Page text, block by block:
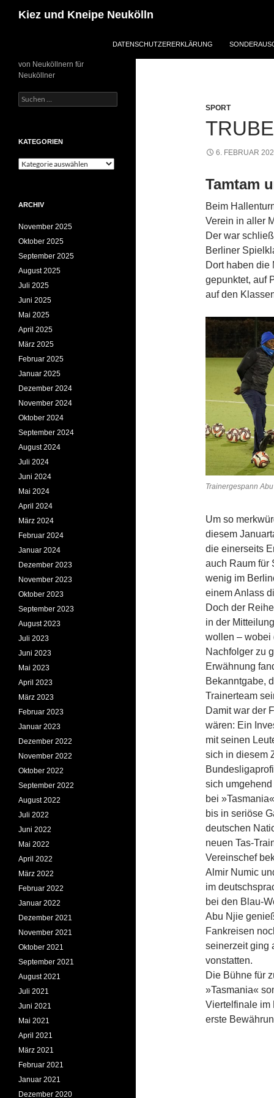
Inhalt
Kiez und Kneipe Neukölln
DATENSCHUTZERERKLÄRUNG
SPORT
6. FEBRUAR
Tamtam
Beim
Verein in aller
Der war
Berliner
Dort haben die
gepunktet, auf
auf den
Trainergespann
Um so
diesem
die einer­seits
auch Raum für
wenig im
einem Anlass
Doch der
in der
wollen – wobei
Nachfolger zu
Erwähnung
Bekanntgabe,
Trainerteam
Damit war der
wären: Ein
mit seinen
sich in diesem
sich
bei
bis in seriöse
deutschen
neuen Tas-
Vereinschef
Almir Numic
im
bei den Blau-
Abu Njie
Fankreisen
seinerzeit ging
vonstatten.
Die Bühne für
»Tasmania«
Viertelfinale im
erste
von Neuköllnern für
Neuköllner
Suchen
nach:
KATEGORIEN
Kategorien
ARCHIV
November 2025
Oktober 2025
September 2025
August 2025
Juli 2025
Juni 2025
Mai 2025
April 2025
März 2025
Februar 2025
Januar 2025
Dezember 2024
November 2024
Oktober 2024
September 2024
August 2024
Juli 2024
Juni 2024
Mai 2024
April 2024
März 2024
Februar 2024
Januar 2024
Dezember 2023
November 2023
Oktober 2023
September 2023
August 2023
Juli 2023
Juni 2023
Mai 2023
April 2023
März 2023
Februar 2023
Januar 2023
Dezember 2022
November 2022
Oktober 2022
September 2022
August 2022
Juli 2022
Juni 2022
Mai 2022
April 2022
März 2022
Februar 2022
Januar 2022
Dezember 2021
November 2021
Oktober 2021
September 2021
August 2021
Juli 2021
Juni 2021
Mai 2021
April 2021
März 2021
Februar 2021
Januar 2021
Dezember 2020